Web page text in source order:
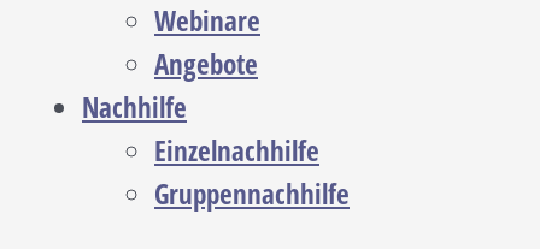
Webinare
Angebote
Nachhilfe
Einzelnachhilfe
Gruppennachhilfe